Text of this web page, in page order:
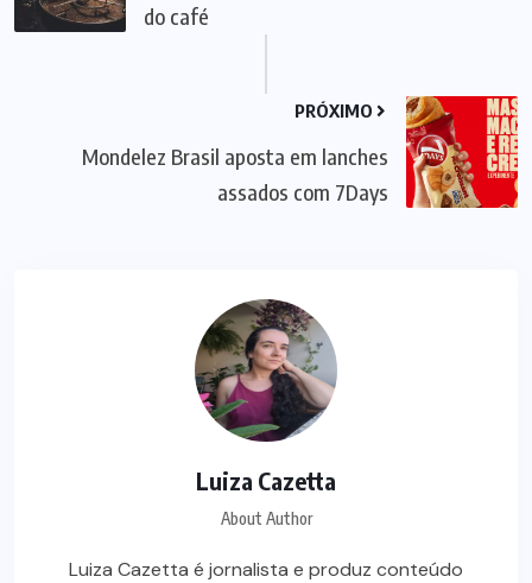
do café
PRÓXIMO
Mondelez Brasil aposta em lanches
assados com 7Days
Luiza Cazetta
About Author
Luiza Cazetta é jornalista e produz conteúdo